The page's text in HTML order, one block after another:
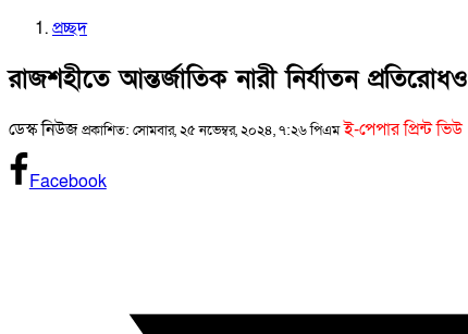
প্রচ্ছদ
রাজশহীতে আন্তর্জাতিক নারী নির্যাতন
ডেস্ক নিউজপ্রকাশিত: সোমবার, ২৫ নভেম্বর, ২০২৪, ৭:২৬ পিএম ই-পেপার প্রিন্ট ভিউ
Facebook